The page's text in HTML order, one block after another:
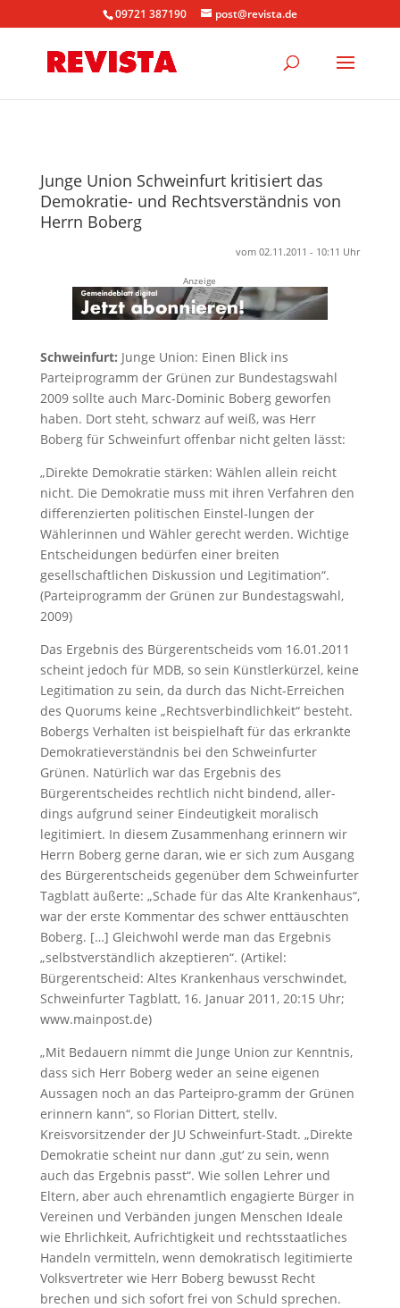
09721 387190 post@revista.de
Junge Union Schweinfurt kritisiert das
Demokratie- und Rechtsverständnis von
Herrn Boberg
vom 02.11.2011 - 10:11 Uhr
Anzeige
Schweinfurt: Junge Union: Einen Blick ins
Parteiprogramm der Grünen zur Bundestagswahl
2009 sollte auch Marc-Dominic Boberg geworfen
haben. Dort steht, schwarz auf weiß, was Herr
Boberg für Schweinfurt offenbar nicht gelten lässt:
„Direkte Demokratie stärken: Wählen allein reicht
nicht. Die Demokratie muss mit ihren Verfahren den
differenzierten politischen Einstel-lungen der
Wählerinnen und Wähler gerecht werden. Wichtige
Entscheidungen bedürfen einer breiten
gesellschaftlichen Diskussion und Legitimation“.
(Parteiprogramm der Grünen zur Bundestagswahl,
2009)
Das Ergebnis des Bürgerentscheids vom 16.01.2011
scheint jedoch für MDB, so sein Künstlerkürzel, keine
Legitimation zu sein, da durch das Nicht-Erreichen
des Quorums keine „Rechtsverbindlichkeit“ besteht.
Bobergs Verhalten ist beispielhaft für das erkrankte
Demokratieverständnis bei den Schweinfurter
Grünen. Natürlich war das Ergebnis des
Bürgerentscheides rechtlich nicht bindend, aller-
dings aufgrund seiner Eindeutigkeit moralisch
legitimiert. In diesem Zusammenhang erinnern wir
Herrn Boberg gerne daran, wie er sich zum Ausgang
des Bürgerentscheids gegenüber dem Schweinfurter
Tagblatt äußerte: „Schade für das Alte Krankenhaus“,
war der erste Kommentar des schwer enttäuschten
Boberg. […] Gleichwohl werde man das Ergebnis
„selbstverständlich akzeptieren“. (Artikel:
Bürgerentscheid: Altes Krankenhaus verschwindet,
Schweinfurter Tagblatt, 16. Januar 2011, 20:15 Uhr;
www.mainpost.de)
„Mit Bedauern nimmt die Junge Union zur Kenntnis,
dass sich Herr Boberg weder an seine eigenen
Aussagen noch an das Parteipro-gramm der Grünen
erinnern kann“, so Florian Dittert, stellv.
Kreisvorsitzender der JU Schweinfurt-Stadt. „Direkte
Demokratie scheint nur dann ‚gut‘ zu sein, wenn
auch das Ergebnis passt“. Wie sollen Lehrer und
Eltern, aber auch ehrenamtlich engagierte Bürger in
Vereinen und Verbänden jungen Menschen Ideale
wie Ehrlichkeit, Aufrichtigkeit und rechtsstaatliches
Handeln vermitteln, wenn demokratisch legitimierte
Volksvertreter wie Herr Boberg bewusst Recht
brechen und sich sofort frei von Schuld sprechen.